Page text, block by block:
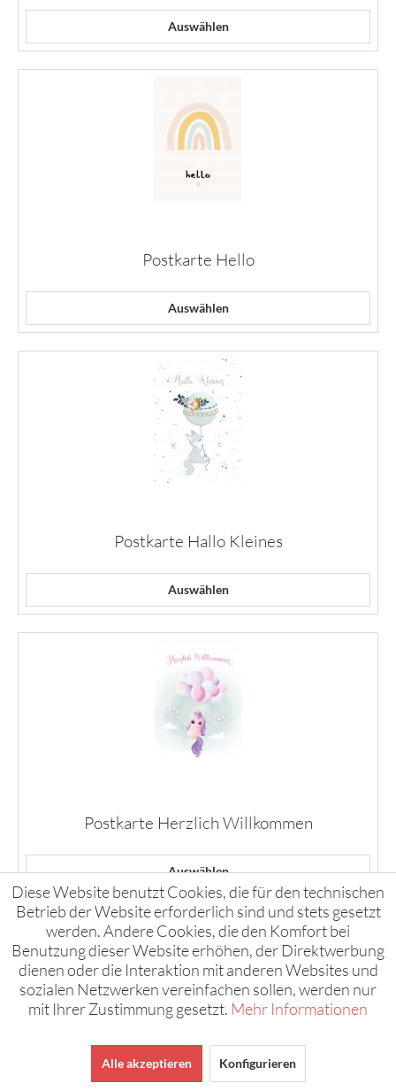
Auswählen
Postkarte Hello
Auswählen
Postkarte Hallo Kleines
Auswählen
Postkarte Herzlich Willkommen
Auswählen
Diese Website benutzt Cookies, die für den technischen
Betrieb der Website erforderlich sind und stets gesetzt
werden. Andere Cookies, die den Komfort bei
Benutzung dieser Website erhöhen, der Direktwerbung
dienen oder die Interaktion mit anderen Websites und
sozialen Netzwerken vereinfachen sollen, werden nur
mit Ihrer Zustimmung gesetzt. Mehr Informationen
Alle akzeptieren Konfigurieren